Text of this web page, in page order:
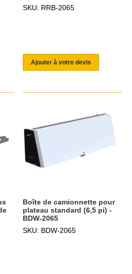
SKU: RRB-2065
Ajouter à votre devis
Boîte de camionnette pour
plateau standard (6,5 pi) -
BDW-2065
SKU: BDW-2065